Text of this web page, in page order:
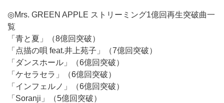
◎Mrs. GREEN APPLE ストリーミング1億回再生突破曲一
覧
「青と夏」（8億回突破）
「点描の唄 feat.井上苑子」（7億回突破）
「ダンスホール」（6億回突破）
「ケセラセラ」（6億回突破）
「インフェルノ」（6億回突破）
「Soranji」（5億回突破）